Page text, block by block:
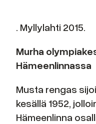
. Myllylahti 2015.
Murha
Hämeenlinnassa
Musta rengas
kesällä 1952,
Hämeenlinna